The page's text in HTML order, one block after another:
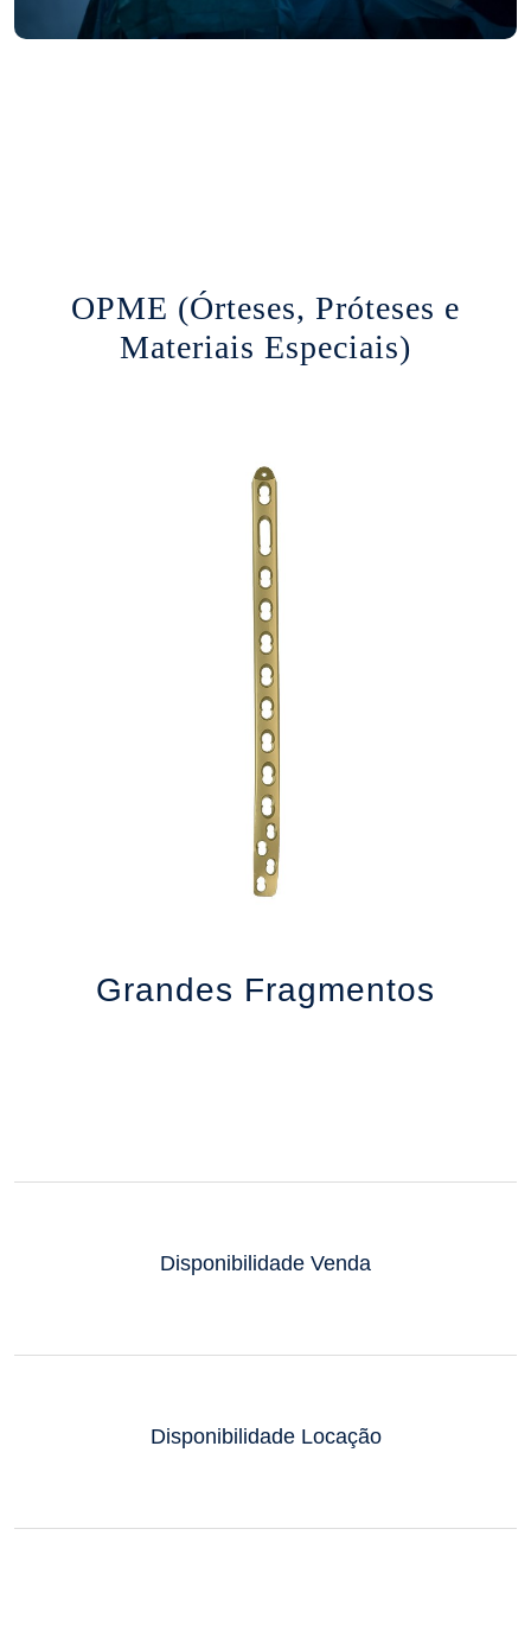
OPME (Órteses, Próteses e
Materiais Especiais)
Grandes Fragmentos
Disponibilidade Venda
Disponibilidade Locação